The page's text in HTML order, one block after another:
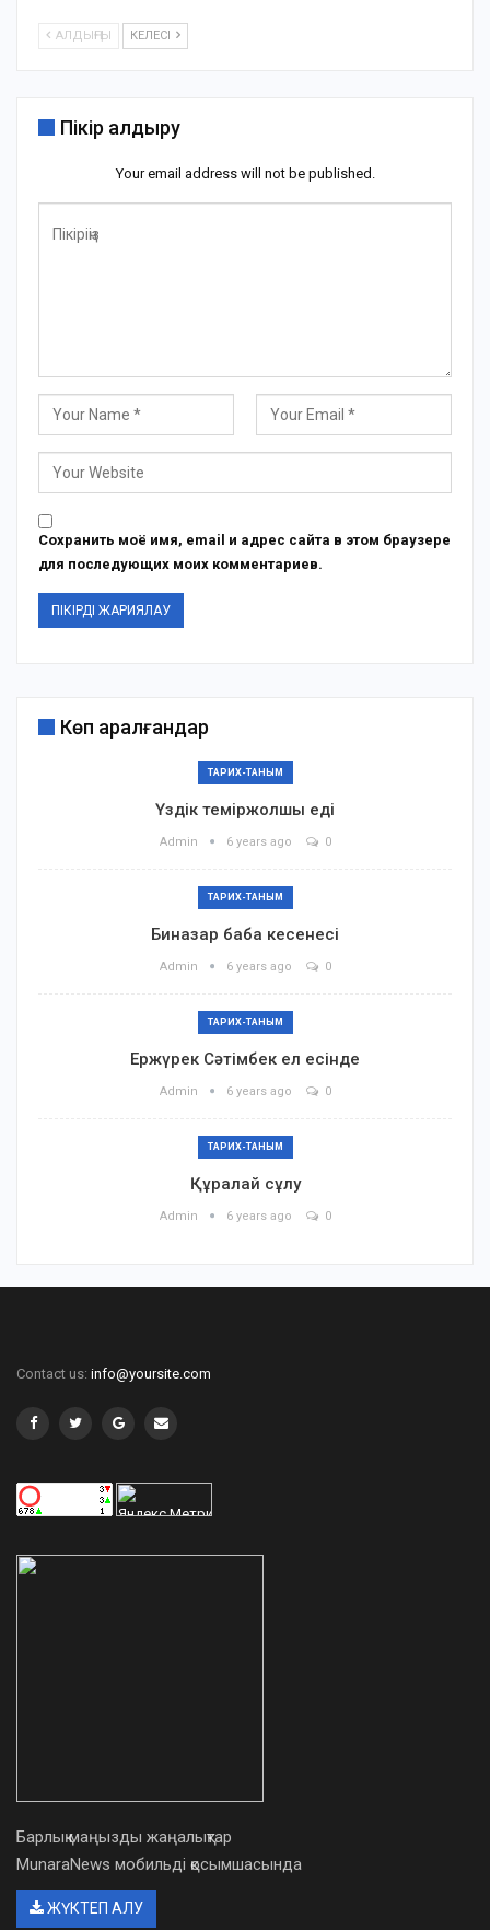
АЛДЫҢҒЫ КЕЛЕСІ
Пікір қалдыру
Your email address will not be published.
Сохранить моё имя, email и адрес сайта в этом браузере
для последующих моих комментариев.
Көп қаралғандар
ТАРИХ-ТАНЫМ
Үздік теміржолшы еді
Admin 6 years ago 0
ТАРИХ-ТАНЫМ
Биназар баба кесенесі
Admin 6 years ago 0
ТАРИХ-ТАНЫМ
Ержүрек Сәтімбек ел есінде
Admin 6 years ago 0
ТАРИХ-ТАНЫМ
Құралай сұлу
Admin 6 years ago 0
Contact us: info@yoursite.com
Барлық маңызды жаңалықтар
MunaraNews мобильді қосымшасында
ЖҮКТЕП АЛУ